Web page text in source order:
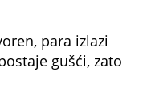
para izlazi
gušći, zato